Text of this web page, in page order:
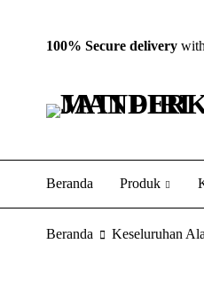
100% Secure delivery
Beranda Produk
Beranda Keseluruhan